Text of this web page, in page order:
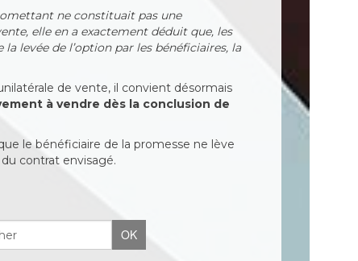
ne constituait pas une
elle en a exactement déduit que, les
levée de l’option par les bénéficiaires, la
de vente, il convient désormais
à vendre dès la conclusion de
le bénéficiaire de la promesse ne lève
contrat envisagé.